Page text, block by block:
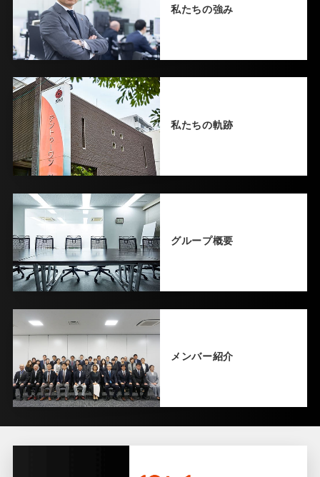
私たちの強み
私たちの軌跡
グループ概要
メンバー紹介